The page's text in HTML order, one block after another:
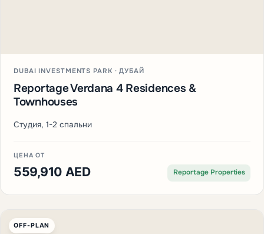
DUBAI INVESTMENTS PARK · ДУБАЙ
Reportage Verdana 4 Residences &
Townhouses
Студия, 1-2 спальни
ЦЕНА ОТ
559,910 AED Reportage Properties
OFF-PLAN